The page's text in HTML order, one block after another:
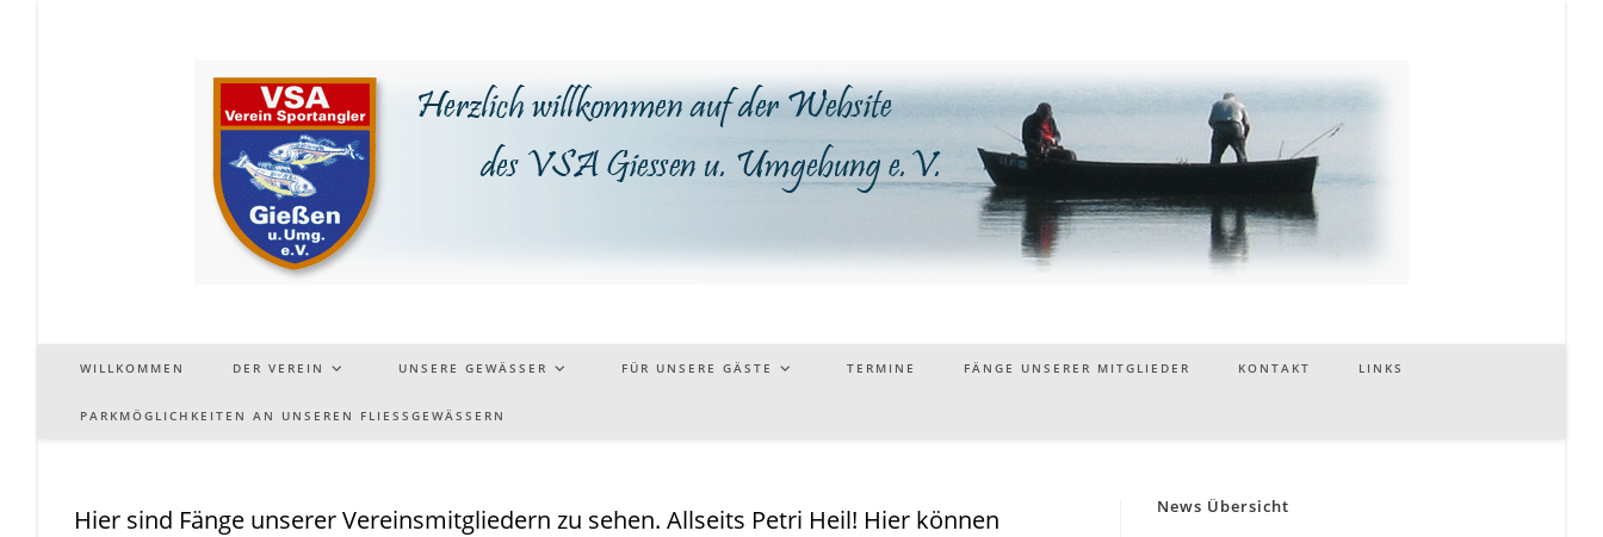
WILLKOMMEN DER VEREIN UNSERE GEWÄSSER FÜR UNSERE GÄSTE TERMINE FÄNGE UNSERER MITGLIEDER KONTAKT LINKS
PARKMÖGLICHKEITEN AN UNSEREN FLIESSGEWÄSSERN
Hier sind Fänge unserer Vereinsmitgliedern zu sehen. Allseits Petri Heil! Hier können
News Übersicht